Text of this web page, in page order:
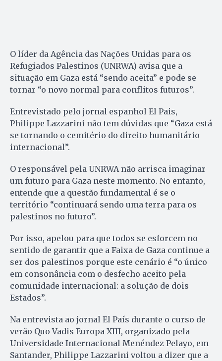
O líder da Agência das Nações Unidas para os
Refugiados Palestinos (UNRWA) avisa que a
situação em Gaza está “sendo aceita” e pode se
tornar “o novo normal para conflitos futuros”.
Entrevistado pelo jornal espanhol El Pais,
Philippe Lazzarini não tem dúvidas que “Gaza está
se tornando o cemitério do direito humanitário
internacional”.
O responsável pela UNRWA não arrisca imaginar
um futuro para Gaza neste momento. No entanto,
entende que a questão fundamental é se o
território “continuará sendo uma terra para os
palestinos no futuro”.
Por isso, apelou para que todos se esforcem no
sentido de garantir que a Faixa de Gaza continue a
ser dos palestinos porque este cenário é “o único
em consonância com o desfecho aceito pela
comunidade internacional: a solução de dois
Estados”.
Na entrevista ao jornal El País durante o curso de
verão Quo Vadis Europa XIII, organizado pela
Universidade Internacional Menéndez Pelayo, em
Santander, Philippe Lazzarini voltou a dizer que a